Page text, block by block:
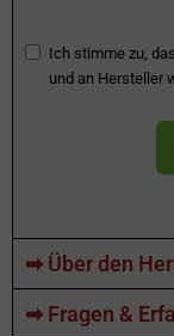
Ich stimme zu,
und an Hersteller
➡ Über den
➡ Fragen &